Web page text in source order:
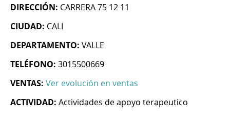
DIRECCIÓN: CARRERA 75 12 11
CIUDAD: CALI
DEPARTAMENTO: VALLE
TELÉFONO: 3015500669
VENTAS: Ver evolución en ventas
ACTIVIDAD: Actividades de apoyo terapeutico